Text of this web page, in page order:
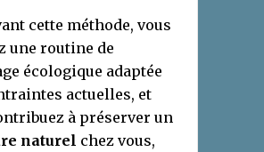
cette méthode, vous
une routine de
écologique adaptée
actuelles, et
à préserver un
naturel chez vous,